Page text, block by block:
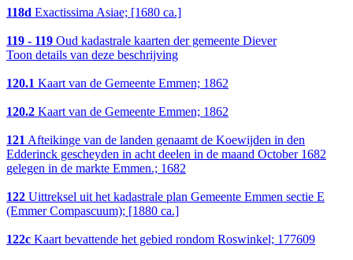
118d Exactissima Asiae; [1680 ca.]
119 - 119 Oud kadastrale kaarten der gemeente Diever
Toon details van deze beschrijving
120.1 Kaart van de Gemeente Emmen; 1862
120.2 Kaart van de Gemeente Emmen; 1862
121Afteikinge van de landen genaamt de Koewijden in den
Edderinck gescheyden in acht deelen in de maand October 1682
gelegen in de markte Emmen.; 1682
122 Uittreksel uit het kadastrale plan Gemeente Emmen sectie E
(Emmer Compascuum); [1880 ca.]
122c Kaart bevattende het gebied rondom Roswinkel; 177609